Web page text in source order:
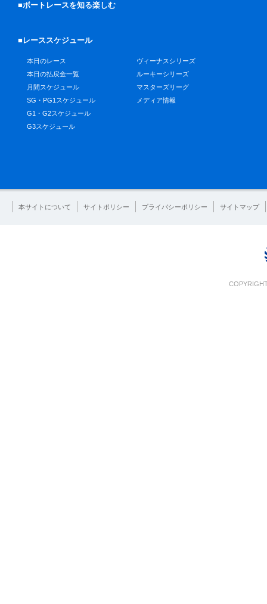
■ボートレースを知る楽しむ
■レーススケジュール
本日のレース
本日の払戻金一覧
月間スケジュール
SG・PG1スケジュール
G1・G2スケジュール
G3スケジュール
ヴィーナスシリーズ
ルーキーシリーズ
マスターズリーグ
メディア情報
本サイトについて サイトポリシー プライバシーポリシー サイトマップ